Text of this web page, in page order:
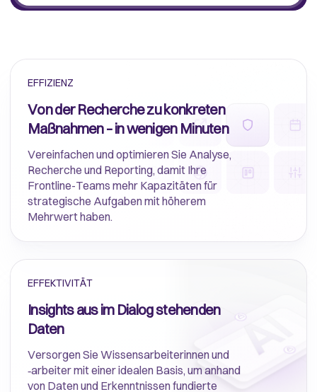
EFFIZIENZ
Von der Recherche zu konkreten
Maßnahmen – in wenigen Minuten
Vereinfachen und optimieren Sie Analyse,
Recherche und Reporting, damit Ihre
Frontline-Teams mehr Kapazitäten für
strategische Aufgaben mit höherem
Mehrwert haben.
EFFEKTIVITÄT
Insights aus im Dialog stehenden
Daten
Versorgen Sie Wissensarbeiterinnen und
‑arbeiter mit einer idealen Basis, um anhand
von Daten und Erkenntnissen fundierte